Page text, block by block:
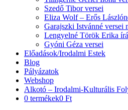
Szedő Tibor versei
Eliza Wolf – Erős
Garajszki Istvánné versei
Lengyelné Török Erika
Gyóni Géza versei
Előadások/Irodalmi Estek
Blog
Pályázatok
Webshop
Alkotó – Irodalmi-Kulturális
0 termékek0 Ft